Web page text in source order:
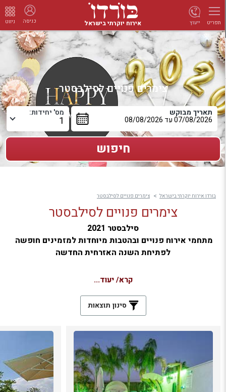
תפריט אירוח יוקרתי בישראל כניסה ניווט ייעוץ
צימרים פנויים לסילבסטר
תאריך מבוקש מס' יחידות:
בורדו אירוח יוקרתי בישראל צימרים פנויים לסילבסטר
צימרים פנויים לסילבסטר
סילבסטר 2021
מתחמי אירוח פנויים ובהטבות מיוחדות למזמינים חופשה
לפתיחת השנה האזרחית החדשה
קרא/ יעוד...
סינון תוצאות